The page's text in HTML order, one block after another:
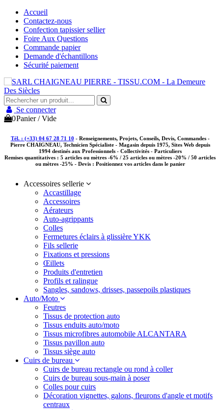
Accueil
Contactez-nous
Confection tapissier sellier
Foire Aux Questions
Commande papier
Demande d'échantillons
Sécurité paiement
Se connecter
0Panier /Vide
Tél. : (+33) 04 67 28 71 10 - Renseignements, Projets, Conseils, Devis, Commandes -
Pierre CHAIGNEAU, Technicien Spécialiste - Magasin depuis 1975, Sites Web depuis
1994 destinés aux Professionnels - Collectivités - Particuliers
Remises quantitatives : 5 articles ou mètres -6% / 25 articles ou mètres -20% / 50 articles
ou mètres -25% - Devis : Positionnez vos articles dans le panier
Accessoires sellerie
Accastillage
Accessoires
Aérateurs
Auto-agrippants
Colles
Fermetures éclairs à glissière YKK
Fils sellerie
Fixations et pressions
Œillets
Produits d'entretien
Profils et ralingue
Sangles, sandows, drisses, passepoils plastiques
Auto/Moto
Feutres
Tissus de protection auto
Tissus enduits auto/moto
Tissus microfibres automobile ALCANTARA
Tissus pavillon auto
Tissus siège auto
Cuirs de bureau
Cuirs de bureau rectangle ou rond à coller
Cuirs de bureau sous-main à poser
Colles pour cuirs
Décoration vignettes, galons, fleurons d'angle et motifs
centraux